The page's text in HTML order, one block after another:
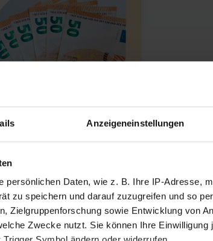
Anzeigeneinstellungen
persönlichen Daten, wie z. B. Ihre IP-Adresse,
zu speichern und darauf zuzugreifen und so
Zielgruppenforschung sowie Entwicklung von
Zwecke nutzt. Sie können Ihre Einwilligung
Laufzeit bis zu 180 Tagen. Starten
VEXCASH.